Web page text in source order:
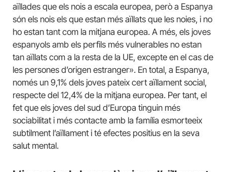
aïllades que els nois a escala europea, però a Espanya
són els nois els que estan més aïllats que les noies, i no
ho estan tant com la mitjana europea. A més, els joves
espanyols amb els perfils més vulnerables no estan
tan aïllats com a la resta de la UE, excepte en el cas de
les persones d’origen estranger». En total, a Espanya,
només un 9,1% dels joves pateix cert aïllament social,
respecte del 12,4% de la mitjana europea. Per tant, el
fet que els joves del sud d’Europa tinguin més
sociabilitat i més contacte amb la família esmorteeix
subtilment l’aïllament i té efectes positius en la seva
salut mental.